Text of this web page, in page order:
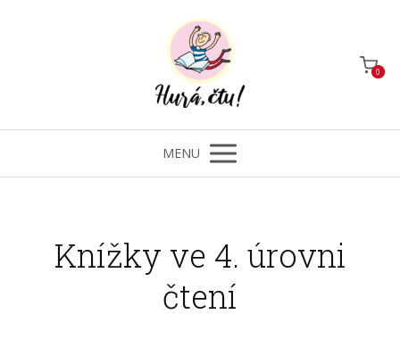
0
MENU
Knížky ve 4. úrovni
čtení